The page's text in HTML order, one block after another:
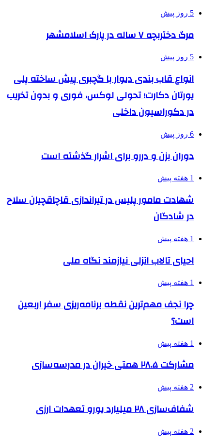
5 روز پیش
مرگ دختربچه ۷ ساله در پارک اسلامشهر
5 روز پیش
انواع قاب بندی دیوار با گچبری پیش ساخته پلی
یورتان دکارت؛ تحولی لوکس، فوری و بدون تخریب
در دکوراسیون داخلی
6 روز پیش
دوران بزن و دررو برای اشرار گذشته است
1 هفته پیش
شهادت مامور پلیس در تیراندازی قاچاقچیان سلاح
در شادگان
1 هفته پیش
احیای تالاب انزلی نیازمند نگاه ملی
1 هفته پیش
چرا نجف مهم‌ترین نقطه برنامه‌ریزی سفر اربعین
است؟
1 هفته پیش
مشارکت ۲۸.۵ همتی خیران در مدرسه‌سازی
2 هفته پیش
شفاف‌سازی ۲۸ میلیارد یورو تعهدات ارزی
2 هفته پیش